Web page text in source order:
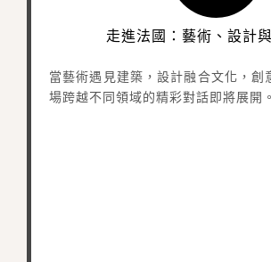
走進法國：藝術、設計
當藝術遇見建築，設計融合文化，創
場跨越不同領域的精彩對話即將展開。